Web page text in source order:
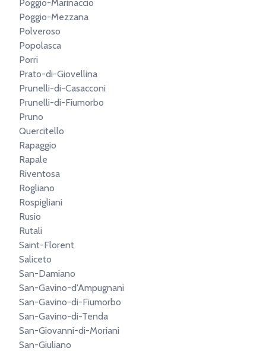
Poggio-Marinaccio
Poggio-Mezzana
Polveroso
Popolasca
Porri
Prato-di-Giovellina
Prunelli-di-Casacconi
Prunelli-di-Fiumorbo
Pruno
Quercitello
Rapaggio
Rapale
Riventosa
Rogliano
Rospigliani
Rusio
Rutali
Saint-Florent
Saliceto
San-Damiano
San-Gavino-d'Ampugnani
San-Gavino-di-Fiumorbo
San-Gavino-di-Tenda
San-Giovanni-di-Moriani
San-Giuliano